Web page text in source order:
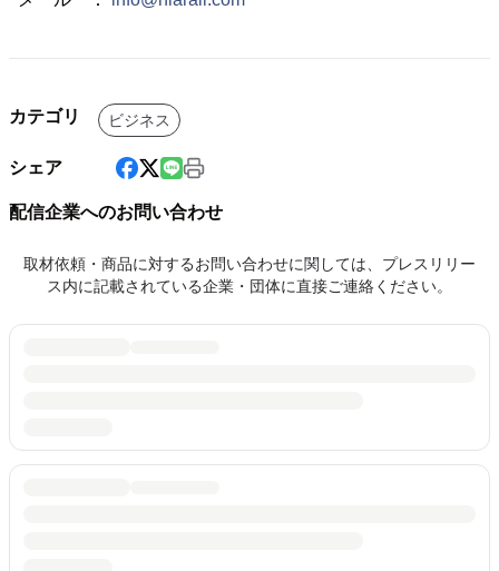
カテゴリ ビジネス
シェア
配信企業へのお問い合わせ
取材依頼・商品に対するお問い合わせに関しては、プレスリリー
ス内に記載されている企業・団体に直接ご連絡ください。